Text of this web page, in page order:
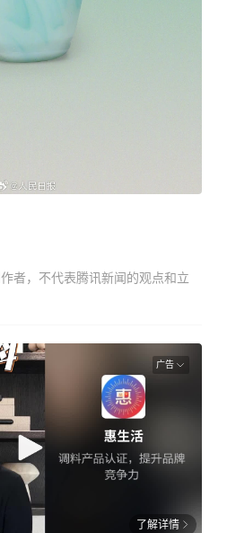
者，不代表腾讯新闻的观点和立
广告
了解详情